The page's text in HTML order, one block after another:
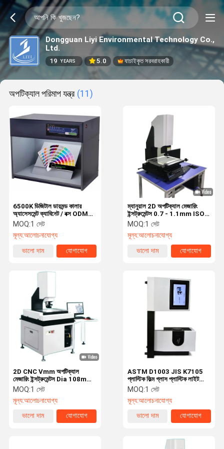
Dongguan Liyi Environmental Technology Co.,
Ltd.
19 YEARS 5.0 যাচাইকৃত সরবরাহকারী
অপটিক্যাল পরিমাপ যন্ত্র (11)
6500K ডিজিটাল ডায়মন্ড কালার
অ্যাসেসমেন্ট ক্যাবিনেট / বক্স ODM
OBM
MOQ:1 সেট
মূল্য:আলোচনাযোগ্য
ভালো দাম
যোগাযোগ
ম্যানুয়াল 2D অপটিক্যাল মেজারিং
ইন্সট্রুমেন্টস 0.7 - 1.1mm ISO
সার্টিফাইড
MOQ:1 সেট
মূল্য:আলোচনাযোগ্য
ভালো দাম
যোগাযোগ
2D CNC Vmm অপটিক্যাল
মেজারিং ইন্সট্রুমেন্টস Dia 108mm
CE তালিকাভুক্ত
MOQ:1 সেট
মূল্য:আলোচনাযোগ্য
ভালো দাম
যোগাযোগ
ASTM D1003 JIS K7105
প্লাস্টিক ফিল্ম গ্লাস প্লাস্টিক লাইট
ট্রান্সমিট্যান্স টেস্টার হ্যাজ মিটার
MOQ:1 সেট
মূল্য:আলোচনাযোগ্য
ভালো দাম
যোগাযোগ